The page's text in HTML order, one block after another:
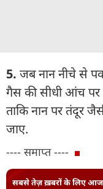
5. जब नान नीचे से
गैस की सीधी आंच पर
ताकि नान पर तंदूर
जाए.
---- समाप्त ----
सबसे तेज़ ख़बरों के लिए